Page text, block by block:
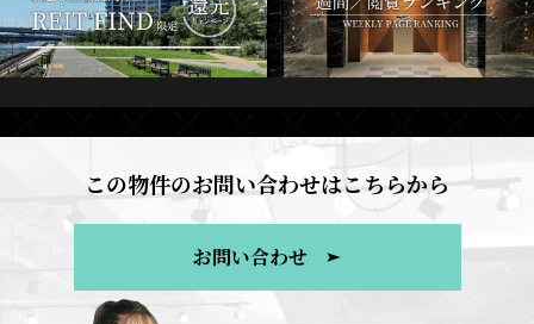
この物件のお問い合わせはこちらから
お問い合わせ